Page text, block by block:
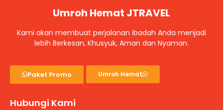
Umroh Hemat JTRAVEL
Kami akan membuat perjalanan ibadah Anda menjadi
lebih Berkesan, Khusyuk, Aman dan Nyaman.
Paket Promo Umroh Hemat
Hubungi Kami